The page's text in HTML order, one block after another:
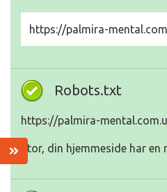
https://palmira-
Robots.txt
https://palmira-
Stor, din hjemmeside har